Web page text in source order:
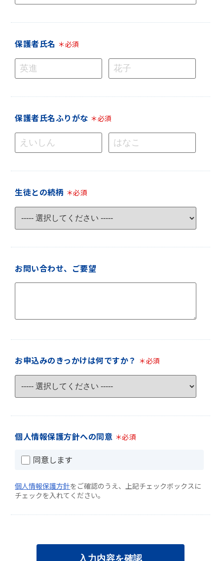
保護者氏名 ＊必須
保護者氏名ふりがな ＊必須
生徒との続柄 ＊必須
お問い合わせ、ご要望
お申込みのきっかけは何ですか？ ＊必須
個人情報保護方針への同意 ＊必須
同意します
個人情報保護方針をご確認のうえ、上記チェックボックスに
チェックを入れてください。